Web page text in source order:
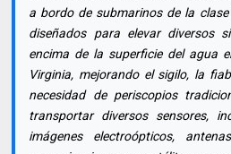
a bordo de submarinos de la
diseñados para elevar diversos
encima de la superficie del agua
Virginia, mejorando el sigilo, la
necesidad de periscopios
transportar diversos sensores,
imágenes electroópticos,